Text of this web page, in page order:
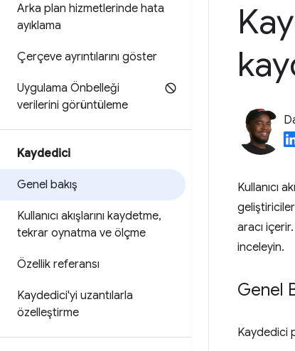
Arka plan hizmetlerinde hata
ayıklama
Çerçeve ayrıntılarını göster
Uygulama Önbelleği
verilerini görüntüleme
Kaydedici
Genel bakış
Kullanıcı akışlarını kaydetme,
tekrar oynatma ve ölçme
Özellik referansı
Kaydedici'yi uzantılarla
özelleştirme
Kullanıcı
aracı
inceleyin.
Genel
Kaydedici